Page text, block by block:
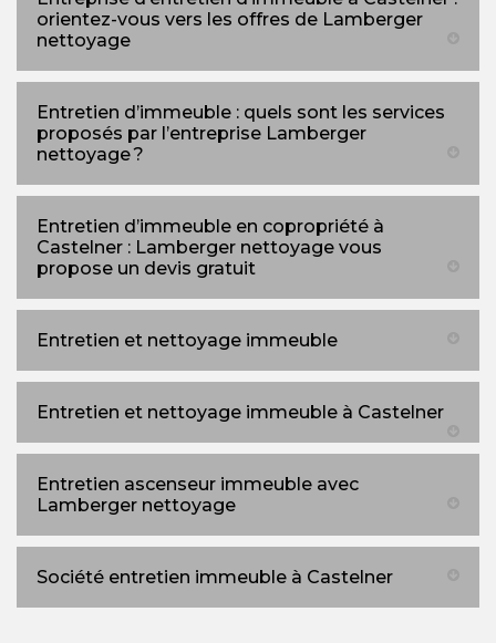
orientez-vous vers les offres de Lamberger
nettoyage
Entretien d’immeuble : quels sont les services
proposés par l’entreprise Lamberger
nettoyage ?
Entretien d’immeuble en copropriété à
Castelner : Lamberger nettoyage vous
propose un devis gratuit
Entretien et nettoyage immeuble
Entretien et nettoyage immeuble à Castelner
Entretien ascenseur immeuble avec
Lamberger nettoyage
Société entretien immeuble à Castelner